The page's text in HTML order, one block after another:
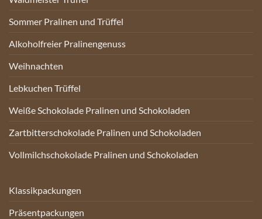
Sommer Pralinen und Trüffel
Alkoholfreier Pralinengenuss
Weihnachten
Lebkuchen Trüffel
Weiße Schokolade Pralinen und Schokoladen
Zartbitterschokolade Pralinen und Schokoladen
Vollmilchschokolade Pralinen und Schokoladen
Klassikpackungen
Präsentpackungen